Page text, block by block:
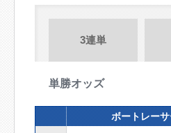
3連単
単勝オッズ
ボートレー